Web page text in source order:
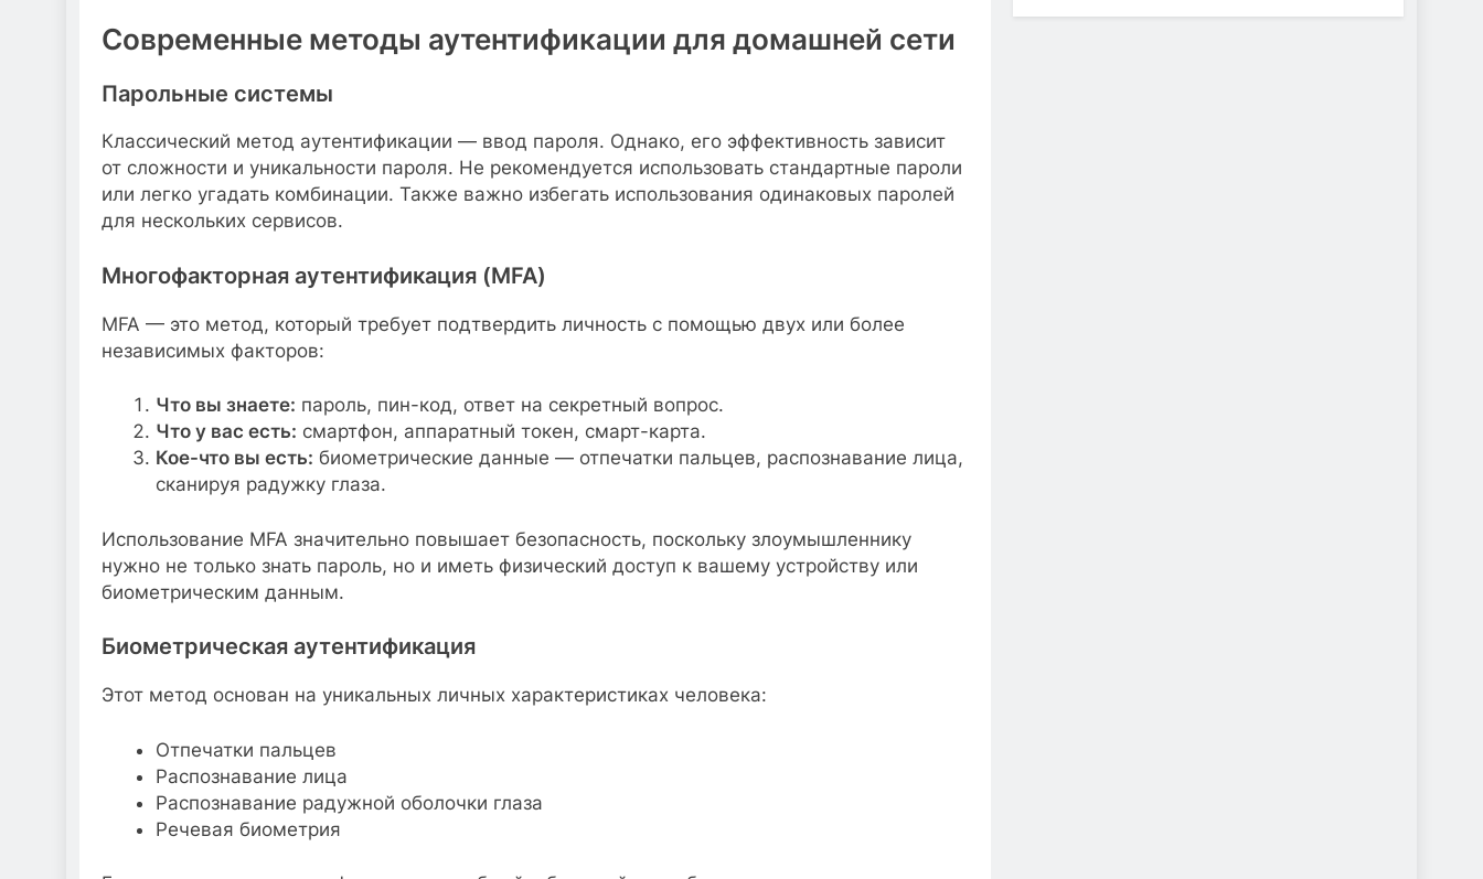
Современные методы аутентификации для домашней сети
Парольные системы
Классический метод аутентификации — ввод пароля. Однако, его эффективность зависит
от сложности и уникальности пароля. Не рекомендуется использовать стандартные пароли
или легко угадать комбинации. Также важно избегать использования одинаковых паролей
для нескольких сервисов.
Многофакторная аутентификация (MFA)
MFA — это метод, который требует подтвердить личность с помощью двух или более
независимых факторов:
Что вы знаете: пароль, пин-код, ответ на секретный вопрос.
Что у вас есть: смартфон, аппаратный токен, смарт-карта.
Кое-что вы есть: биометрические данные — отпечатки пальцев, распознавание лица,
сканируя радужку глаза.
Использование MFA значительно повышает безопасность, поскольку злоумышленнику
нужно не только знать пароль, но и иметь физический доступ к вашему устройству или
биометрическим данным.
Биометрическая аутентификация
Этот метод основан на уникальных личных характеристиках человека:
Отпечатки пальцев
Распознавание лица
Распознавание радужной оболочки глаза
Речевая биометрия